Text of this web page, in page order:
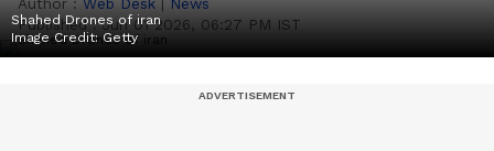
Published :Jun 01 2026, 06:27 PM IST
Shahed Drones of iran
Image Credit:Getty